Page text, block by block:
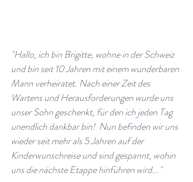
"Hallo, ich bin Brigitte, wohne in der Schweiz
und bin seit 10 Jahren mit einem wunderbaren
Mann verheiratet. Nach einer Zeit des
Wartens und Herausforderungen wurde uns
unser Sohn geschenkt, für den ich jeden Tag
unendlich dankbar bin!  Nun befinden wir uns
wieder seit mehr als 5 Jahren auf der
Kinderwunschreise und sind gespannt, wohin
uns die nächste Etappe hinführen wird..."